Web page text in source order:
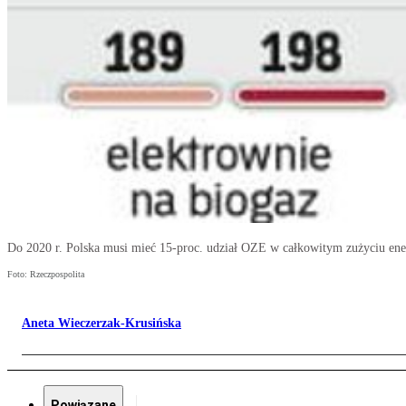
Do 2020 r. Polska musi mieć 15-proc. udział OZE w całkowitym zużyciu
Foto: Rzeczpospolita
Aneta Wieczerzak-Krusińska